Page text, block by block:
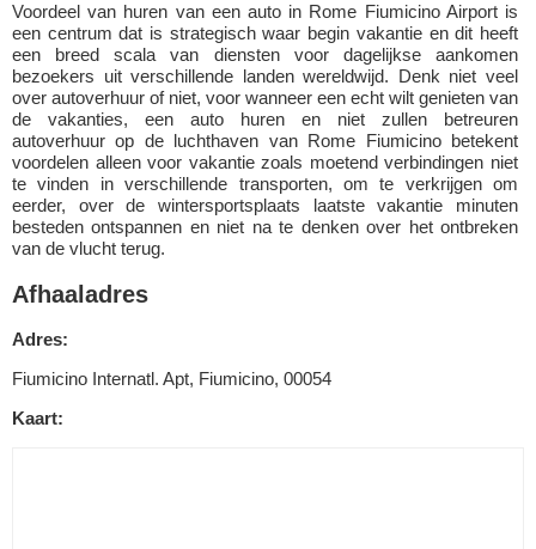
Voordeel van huren van een auto in Rome Fiumicino Airport is
een centrum dat is strategisch waar begin vakantie en dit heeft
een breed scala van diensten voor dagelijkse aankomen
bezoekers uit verschillende landen wereldwijd. Denk niet veel
over autoverhuur of niet, voor wanneer een echt wilt genieten van
de vakanties, een auto huren en niet zullen betreuren
autoverhuur op de luchthaven van Rome Fiumicino betekent
voordelen alleen voor vakantie zoals moetend verbindingen niet
te vinden in verschillende transporten, om te verkrijgen om
eerder, over de wintersportsplaats laatste vakantie minuten
besteden ontspannen en niet na te denken over het ontbreken
van de vlucht terug.
Afhaaladres
Adres:
Fiumicino Internatl. Apt, Fiumicino, 00054
Kaart: